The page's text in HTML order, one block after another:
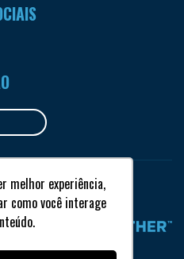
melhor experiência,
como você interage
Garriga 2018